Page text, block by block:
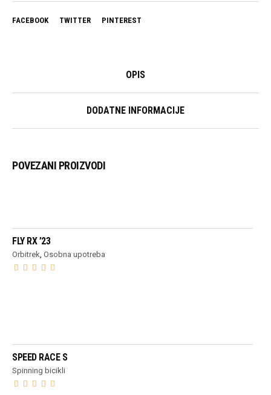
FACEBOOK TWITTER PINTEREST
OPIS
DODATNE INFORMACIJE
POVEZANI PROIZVODI
FLY RX ’23
Orbitrek ,Osobna upotreba
SPEED RACE S
Spinning bicikli